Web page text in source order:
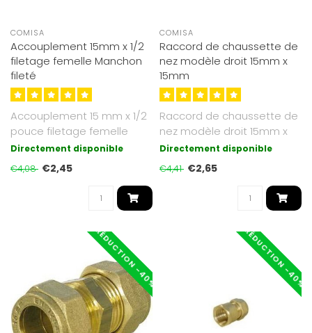
COMISA
Accouplement 15mm x 1/2
filetage femelle Manchon
fileté
Accouplement 15 mm x 1/2
pouce filetage femelle
Directement disponible
€4,08 €2,45
COMISA
Raccord de chaussette de
nez modèle droit 15mm x
15mm
Raccord de chaussette de
nez modèle droit 15mm x
15mm
Directement disponible
€4,41 €2,65
RÉDUCTION -40% RÉDUCTION -40%